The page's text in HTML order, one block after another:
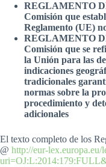
REGLAMENTO
Comisión que
Reglamento (UE)
REGLAMENTO
Comisión que se
la Unión para las
indicaciones
tradicionales
normas sobre la
procedimiento y
adicionales
El texto completo de los
@ http://eur-